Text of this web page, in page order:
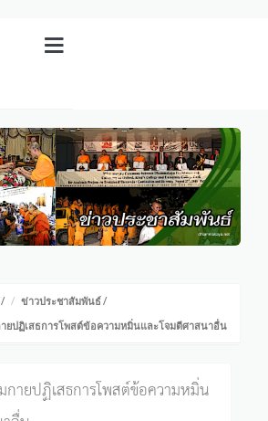
/ ข่าวประชาสัมพันธ์/
ายปฏิเสธการโพสต์ข้อความหมิ่นและโจมตีศาสนาอื่น
ายปฏิเสธการโพสต์ข้อความหมิ่น